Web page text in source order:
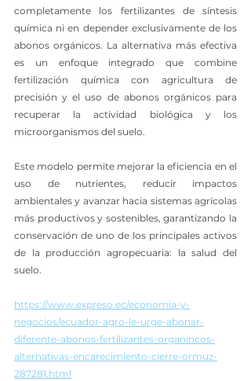
completamente los fertilizantes de síntesis
química ni en depender exclusivamente de los
abonos orgánicos. La alternativa más efectiva
es un enfoque integrado que combine
fertilización química con agricultura de
precisión y el uso de abonos orgánicos para
recuperar la actividad biológica y los
microorganismos del suelo.
Este modelo permite mejorar la eficiencia en el
uso de nutrientes, reducir impactos
ambientales y avanzar hacia sistemas agrícolas
más productivos y sostenibles, garantizando la
conservación de uno de los principales activos
de la producción agropecuaria: la salud del
suelo.
https://www.expreso.ec/economia-y-
negocios/ecuador-agro-le-urge-abonar-
diferente-abonos-fertilizantes-organincos-
alternativas-encarecimiento-cierre-ormuz-
287281.html